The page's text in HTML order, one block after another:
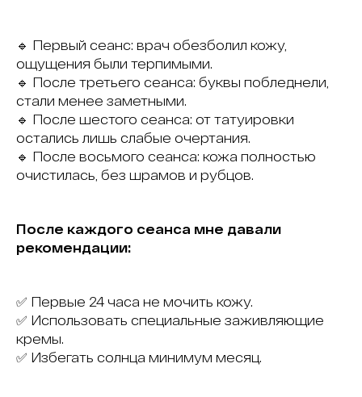
🔹 Первый сеанс: врач обезболил кожу,
ощущения были терпимыми.
🔹 После третьего сеанса: буквы побледнели,
стали менее заметными.
🔹 После шестого сеанса: от татуировки
остались лишь слабые очертания.
🔹 После восьмого сеанса: кожа полностью
очистилась, без шрамов и рубцов.
После каждого сеанса мне давали
рекомендации:
✅ Первые 24 часа не мочить кожу.
✅ Использовать специальные заживляющие
кремы.
✅ Избегать солнца минимум месяц.